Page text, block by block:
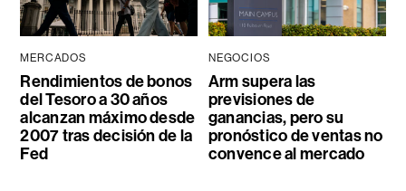
MERCADOS
Rendimientos de bonos
del Tesoro a 30 años
alcanzan máximo desde
2007 tras decisión de la
Fed
NEGOCIOS
Arm supera las
previsiones de
ganancias, pero su
pronóstico de ventas no
convence al mercado